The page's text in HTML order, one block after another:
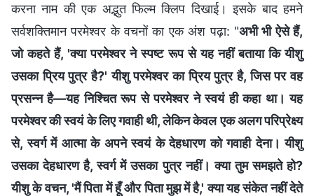
करना नाम की एक अद्भुत फिल्म क्लिप दिखाई। इसके बाद हमने
सर्वशक्तिमान परमेश्वर के वचनों का एक अंश पढ़ा: "अभी भी ऐसे हैं,
जो कहते हैं, 'क्या परमेश्वर ने स्पष्ट रूप से यह नहीं बताया कि यीशु
उसका प्रिय पुत्र है?' यीशु परमेश्वर का प्रिय पुत्र है, जिस पर वह
प्रसन्न है—यह निश्चित रूप से परमेश्वर ने स्वयं ही कहा था। यह
परमेश्वर की स्वयं के लिए गवाही थी, लेकिन केवल एक अलग परिप्रेक्ष्य
से, स्वर्ग में आत्मा के अपने स्वयं के देहधारण को गवाही देना। यीशु
उसका देहधारण है, स्वर्ग में उसका पुत्र नहीं। क्या तुम समझते हो?
यीशु के वचन, 'मैं पिता में हूँ और पिता मुझ में है,' क्या यह संकेत नहीं देते